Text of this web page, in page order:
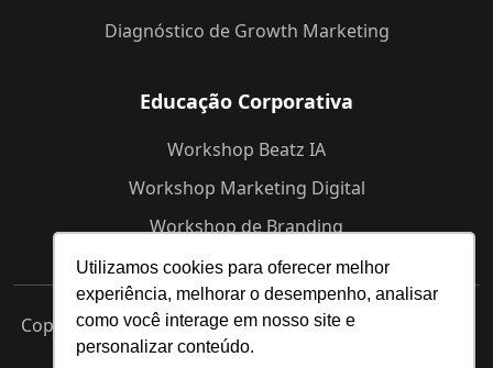
Utilizamos cookies para oferecer melhor
experiência, melhorar o desempenho, analisar
como você interage em nosso site e
personalizar conteúdo.
Diagnóstico de Growth Marketing
Educação Corporativa
Workshop Beatz IA
Workshop Marketing Digital
Workshop de Branding
Copyright © 2025 Beatz -Agência de Marketing Digital
em Indaiatuba